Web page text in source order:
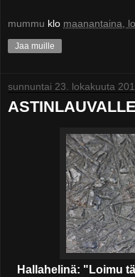
mummu klo maanantaina,
Jaa muille
sunnuntai 23. lokakuuta
Hallahelinä: "Loimu